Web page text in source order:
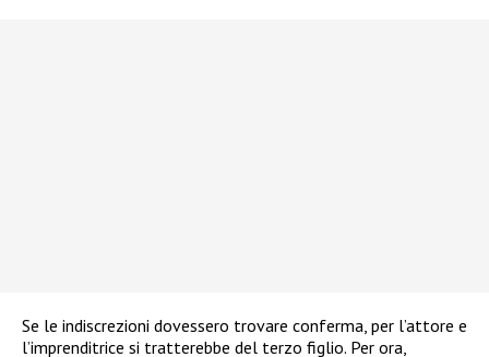
Se le indiscrezioni dovessero trovare conferma, per l’attore e
l’imprenditrice si tratterebbe del terzo figlio. Per ora,